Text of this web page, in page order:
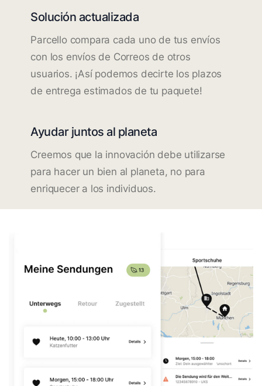
Solución actualizada
Parcello compara cada uno de tus envíos
con los envíos de Correos de otros
usuarios. ¡Así podemos decirte los plazos
de entrega estimados de tu paquete!
Ayudar juntos al planeta
Creemos que la innovación debe utilizarse
para hacer un bien al planeta, no para
enriquecer a los individuos.